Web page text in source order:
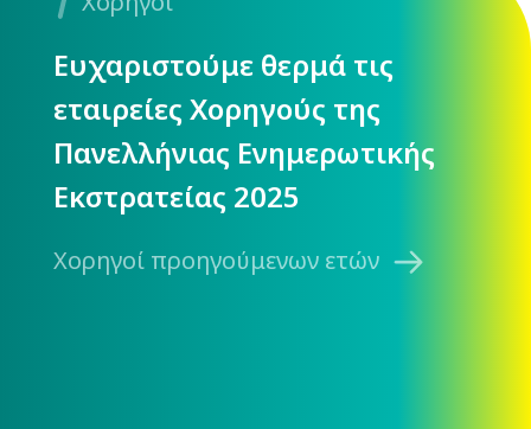
Ευχαριστούμε θερμά τις
εταιρείες Χορηγούς της
Πανελλήνιας Ενημερωτικής
Εκστρατείας 2025
Χορηγοί προηγούμενων ετών